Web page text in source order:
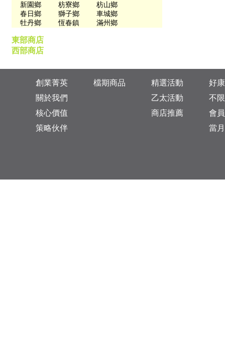
新園鄉
枋寮鄉
枋山鄉
春日鄉
獅子鄉
車城鄉
牡丹鄉
恆春鎮 滿州鄉
東部商店
西部商店
創業菁英
關於我們
核心價值
策略伙伴
檔期商品
精選活動
乙太活動
商店推薦
好
不
會
當